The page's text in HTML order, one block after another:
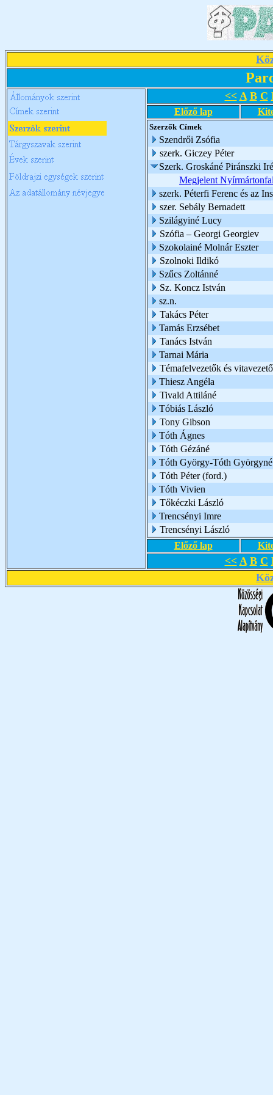
<< A B C
Előző lap
Szerzők Címek
Szendrői Zsófia
szerk. Giczey Péter
Szerk. Groskáné Piránszki
Megjelent
szerk. Péterfi Ferenc és az
szer. Sebály Bernadett
Szilágyiné Lucy
Szófia – Georgi Georgiev
Szokolainé Molnár Eszter
Szolnoki Ildikó
Szűcs Zoltánné
Sz. Koncz István
sz.n.
Takács Péter
Tamás Erzsébet
Tanács István
Tarnai Mária
Témafelvezetők és
Thiesz Angéla
Tivald Attiláné
Tóbiás László
Tony Gibson
Tóth Ágnes
Tóth Gézáné
Tóth György-Tóth Györgyné
Tóth Péter (ford.)
Tóth Vivien
Tőkéczki László
Trencsényi Imre
Trencsényi László
Előző lap
<< A B C